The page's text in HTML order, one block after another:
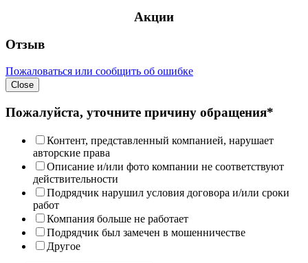
Акции
Отзыв
Пожаловаться или сообщить об ошибке
Close
Пожалуйста, уточните причину обращения*
Контент, представленный компанией, нарушает
авторские права
Описание и/или фото компании не соответствуют
действительности
Подрядчик нарушил условия договора и/или сроки
работ
Компания больше не работает
Подрядчик был замечен в мошенничестве
Другое